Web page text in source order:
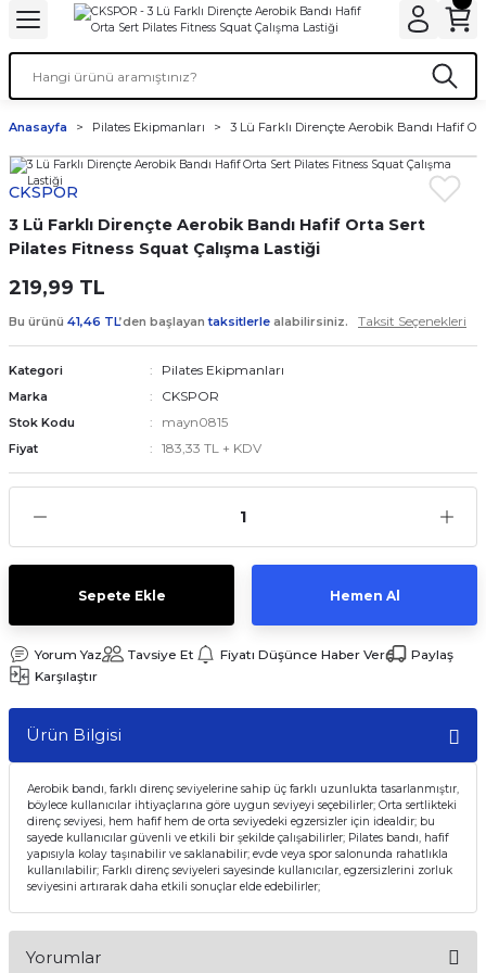
Anasayfa Pilates Ekipmanları 3 Lü Farklı Dirençte Aerobik Bandı Hafif
CKSPOR
3 Lü Farklı Dirençte Aerobik Bandı Hafif Orta Sert
Pilates Fitness Squat Çalışma Lastiği
219,99 TL
Bu ürünü 41,46 TL’den başlayantaksitlerle alabilirsiniz. Taksit Seçenekleri
Kategori Pilates Ekipmanları
Marka CKSPOR
Stok Kodu mayn0815
Fiyat 183,33 TL + KDV
Sepete Ekle Hemen Al
Yorum Yaz Tavsiye Et Fiyatı Düşünce Haber Ver
Paylaş
Karşılaştır
Ürün Bilgisi
Aerobik bandı, farklı direnç seviyelerine sahip üç farklı uzunlukta tasarlanmıştır,
böylece kullanıcılar ihtiyaçlarına göre uygun seviyeyi seçebilirler; Orta sertlikteki
direnç seviyesi, hem hafif hem de orta seviyedeki egzersizler için idealdir; bu
sayede kullanıcılar güvenli ve etkili bir şekilde çalışabilirler; Pilates bandı, hafif
yapısıyla kolay taşınabilir ve saklanabilir; evde veya spor salonunda rahatlıkla
kullanılabilir; Farklı direnç seviyeleri sayesinde kullanıcılar, egzersizlerini zorluk
seviyesini artırarak daha etkili sonuçlar elde edebilirler;
Yorumlar